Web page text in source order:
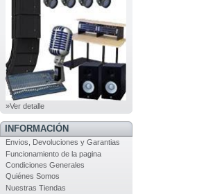
»Ver detalle
INFORMACIÓN
Envios, Devoluciones y Garantias
Funcionamiento de la pagina
Condiciones Generales
Quiénes Somos
Nuestras Tiendas